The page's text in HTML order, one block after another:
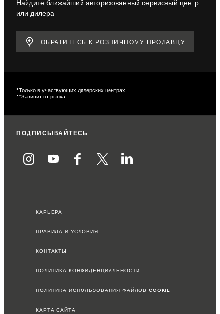
Найдите ближайший авторизованный сервисный центр
или дилера.
ОБРАТИТЕСЬ К РОЗНИЧНОМУ ПРОДАВЦУ
*Только в участвующих дилерских центрах.
**Зависит от рынка.
ПОДПИСЫВАЙТЕСЬ
КАРЬЕРА
ПРАВИЛА И УСЛОВИЯ
КОНТАКТЫ
ПОЛИТИКА КОНФИДЕНЦИАЛЬНОСТИ
ПОЛИТИКА ИСПОЛЬЗОВАНИЯ ФАЙЛОВ COOKIE
КАРТА САЙТА